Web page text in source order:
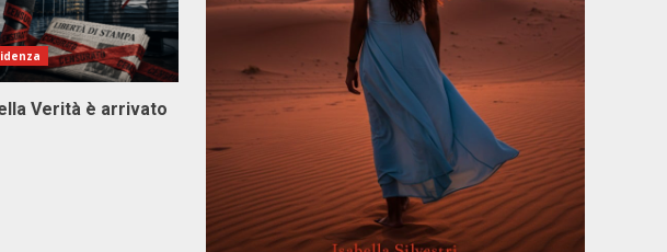
Verità è arrivato